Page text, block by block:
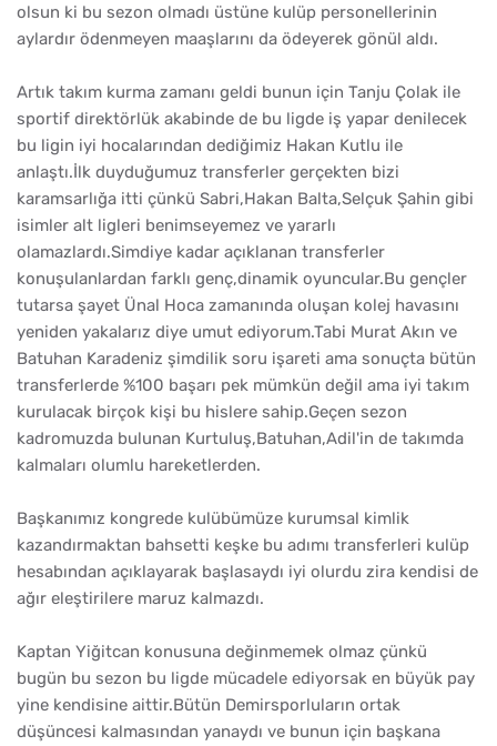
olsun ki bu sezon olmadı üstüne kulüp personellerinin
aylardır ödenmeyen maaşlarını da ödeyerek gönül aldı.
Artık takım kurma zamanı geldi bunun için Tanju Çolak ile
sportif direktörlük akabinde de bu ligde iş yapar denilecek
bu ligin iyi hocalarından dediğimiz Hakan Kutlu ile
anlaştı.İlk duyduğumuz transferler gerçekten bizi
karamsarlığa itti çünkü Sabri,Hakan Balta,Selçuk Şahin gibi
isimler alt ligleri benimseyemez ve yararlı
olamazlardı.Simdiye kadar açıklanan transferler
konuşulanlardan farklı genç,dinamik oyuncular.Bu gençler
tutarsa şayet Ünal Hoca zamanında oluşan kolej havasını
yeniden yakalarız diye umut ediyorum.Tabi Murat Akın ve
Batuhan Karadeniz şimdilik soru işareti ama sonuçta bütün
transferlerde %100 başarı pek mümkün değil ama iyi takım
kurulacak birçok kişi bu hislere sahip.Geçen sezon
kadromuzda bulunan Kurtuluş,Batuhan,Adil'in de takımda
kalmaları olumlu hareketlerden.
Başkanımız kongrede kulübümüze kurumsal kimlik
kazandırmaktan bahsetti keşke bu adımı transferleri kulüp
hesabından açıklayarak başlasaydı iyi olurdu zira kendisi de
ağır eleştirilere maruz kalmazdı.
Kaptan Yiğitcan konusuna değinmemek olmaz çünkü
bugün bu sezon bu ligde mücadele ediyorsak en büyük pay
yine kendisine aittir.Bütün Demirsporluların ortak
düşüncesi kalmasından yanaydı ve bunun için başkana